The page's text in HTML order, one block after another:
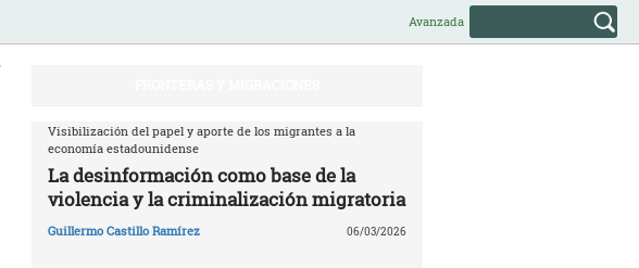
Avanzada
Visibilización del papel y aporte de los migrantes a la
economía estadounidense
La desinformación como base de la
violencia y la criminalización migratoria
Guillermo Castillo Ramírez 06/03/2026